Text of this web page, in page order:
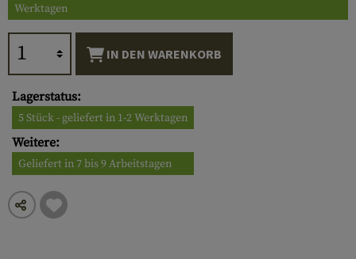
Werktagen
IN DEN WARENKORB
Lagerstatus:
5 Stück - geliefert in 1-2 Werktagen
Weitere:
Geliefert in 7 bis 9 Arbeitstagen